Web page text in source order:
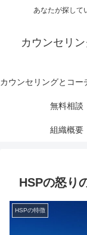
あなたが探して
カウンセリ
無料相談
組織概要
HSPの怒り
HSPの特徴